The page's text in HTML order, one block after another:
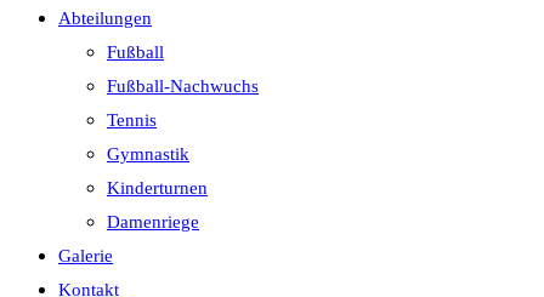
Abteilungen
Fußball
Fußball-Nachwuchs
Tennis
Gymnastik
Kinderturnen
Damenriege
Galerie
Kontakt